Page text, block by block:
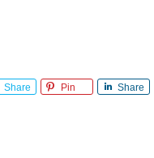
Share Pin Share